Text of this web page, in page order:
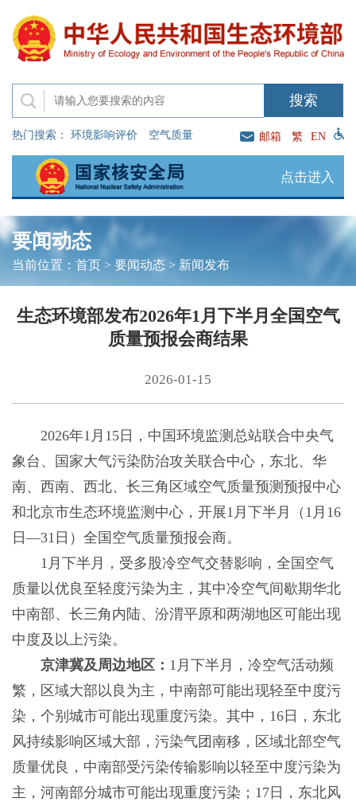
热门搜索： 环境影响评价 空气质量 邮箱 繁 EN
点击进入
要闻动态
当前位置： 首页> 要闻动态 > 新闻发布
生态环境部发布2026年1月下半月全国空气
质量预报会商结果
2026-01-15
2026年1月15日，中国环境监测总站联合中央气
象台、国家大气污染防治攻关联合中心，东北、华
南、西南、西北、长三角区域空气质量预测预报中心
和北京市生态环境监测中心，开展1月下半月（1月16
日—31日）全国空气质量预报会商。
1月下半月，受多股冷空气交替影响，全国空气
质量以优良至轻度污染为主，其中冷空气间歇期华北
中南部、长三角内陆、汾渭平原和两湖地区可能出现
中度及以上污染。
京津冀及周边地区： 1月下半月，冷空气活动频
繁，区域大部以良为主，中南部可能出现轻至中度污
染，个别城市可能出现重度污染。其中，16日，东北
风持续影响区域大部，污染气团南移，区域北部空气
质量优良，中南部受污染传输影响以轻至中度污染为
主，河南部分城市可能出现重度污染；17日，东北风